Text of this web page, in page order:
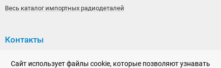
Весь каталог импортных радиодеталей
Контакты
192148, г. Санкт-Петербург, Железнодорожный проспект,
Сайт использует файлы cookie, которые позволяют узнавать